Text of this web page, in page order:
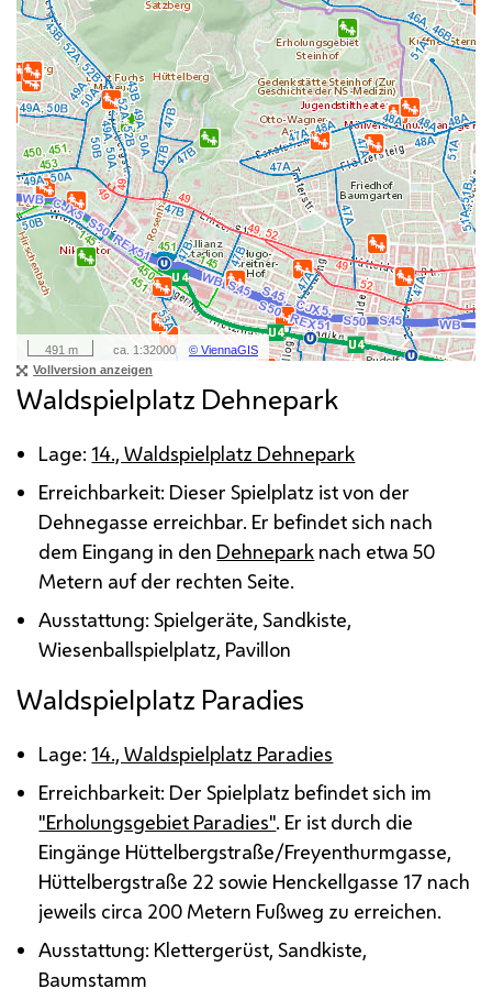
Waldspielplatz Dehnepark
Lage: 14., Waldspielplatz Dehnepark
Erreichbarkeit: Dieser Spielplatz ist von der
Dehnegasse erreichbar. Er befindet sich nach
dem Eingang in den Dehnepark nach etwa 50
Metern auf der rechten Seite.
Ausstattung: Spielgeräte, Sandkiste,
Wiesenballspielplatz, Pavillon
Waldspielplatz Paradies
Lage: 14., Waldspielplatz Paradies
Erreichbarkeit: Der Spielplatz befindet sich im
"Erholungsgebiet Paradies". Er ist durch die
Eingänge Hüttelbergstraße/Freyenthurmgasse,
Hüttelbergstraße 22 sowie Henckellgasse 17 nach
jeweils circa 200 Metern Fußweg zu erreichen.
Ausstattung: Klettergerüst, Sandkiste,
Baumstamm